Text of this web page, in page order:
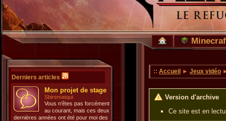
Derniers articles
Mon projet de stage
Sbirematqui
Vous n'êtes pas forcément
au courant, mais ces deux
dernières années ont été pour moi des
:: Accueil ► Jeux vidéo
Version d'archive
Ce site est en